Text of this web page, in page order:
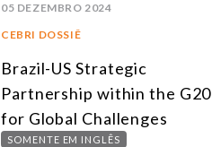
05 DEZEMBRO 2024
CEBRI DOSSIÊ
Brazil-US Strategic
Partnership within the G20
for Global Challenges
SOMENTE EM INGLÊS